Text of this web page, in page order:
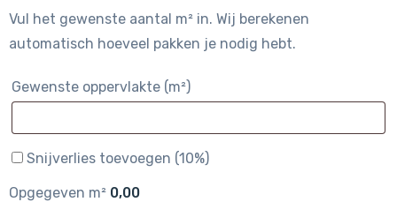
Vul het gewenste aantal m² in. Wij berekenen
automatisch hoeveel pakken je nodig hebt.
Gewenste oppervlakte (m²)
Snijverlies toevoegen (10%)
Opgegeven m² 0,00